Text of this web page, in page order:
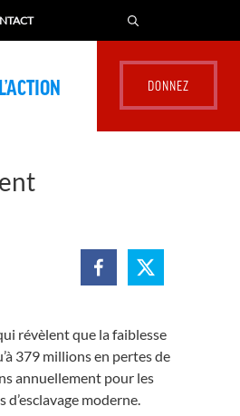
révèlent que la faiblesse
379 millions en pertes de
annuellement pour les
moderne.